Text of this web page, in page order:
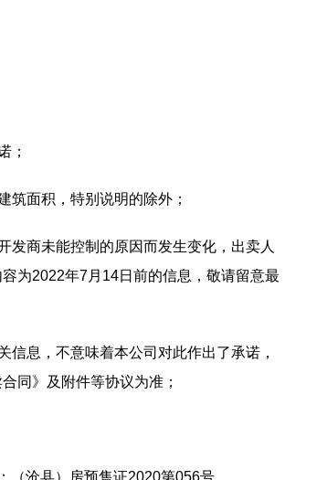
；
筑面积，特别说明的除外；
发商未能控制的原因而发生变化，出卖人
为2022年7月14日前的信息，敬请留意最
信息，不意味着本公司对此作出了承诺，
同》及附件等协议为准；
沧县）房预售证2020第056号。